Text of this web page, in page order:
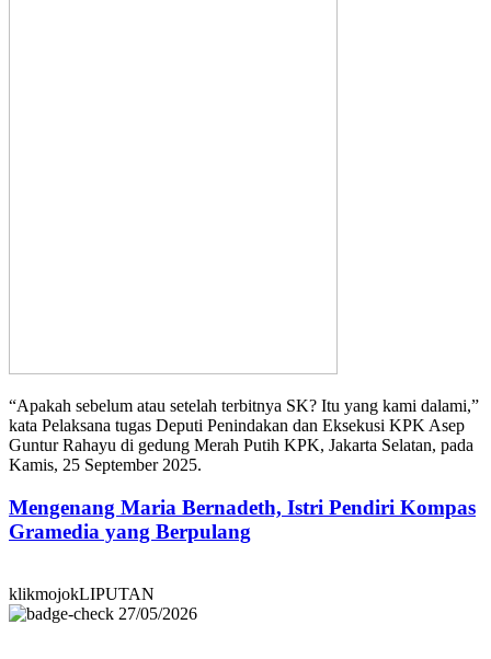
“Apakah sebelum atau setelah terbitnya SK? Itu yang kami dalami,”
kata Pelaksana tugas Deputi Penindakan dan Eksekusi KPK Asep
Guntur Rahayu di gedung Merah Putih KPK, Jakarta Selatan, pada
Kamis, 25 September 2025.
Mengenang Maria Bernadeth, Istri Pendiri Kompas
Gramedia yang Berpulang
klikmojokLIPUTAN
27/05/2026